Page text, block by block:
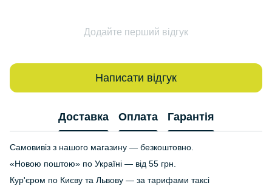
Додайте перший відгук
Написати відгук
Доставка Оплата Гарантія
Самовивіз з нашого магазину — безкоштовно.
«Новою поштою» по Україні — від 55 грн.
Кур'єром по Києву та Львову — за тарифами таксі